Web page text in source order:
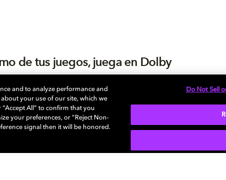
de tus juegos, juega en Dolby
aún más esa experiencia. Verás, escucharás y
antes. Déjate sorprender por el equipo ganador que
and to analyze performance and
your use of our site, which we
All” to confirm that you
your preferences, or “Reject Non-
signal then it will be honored.
Do Not Sell